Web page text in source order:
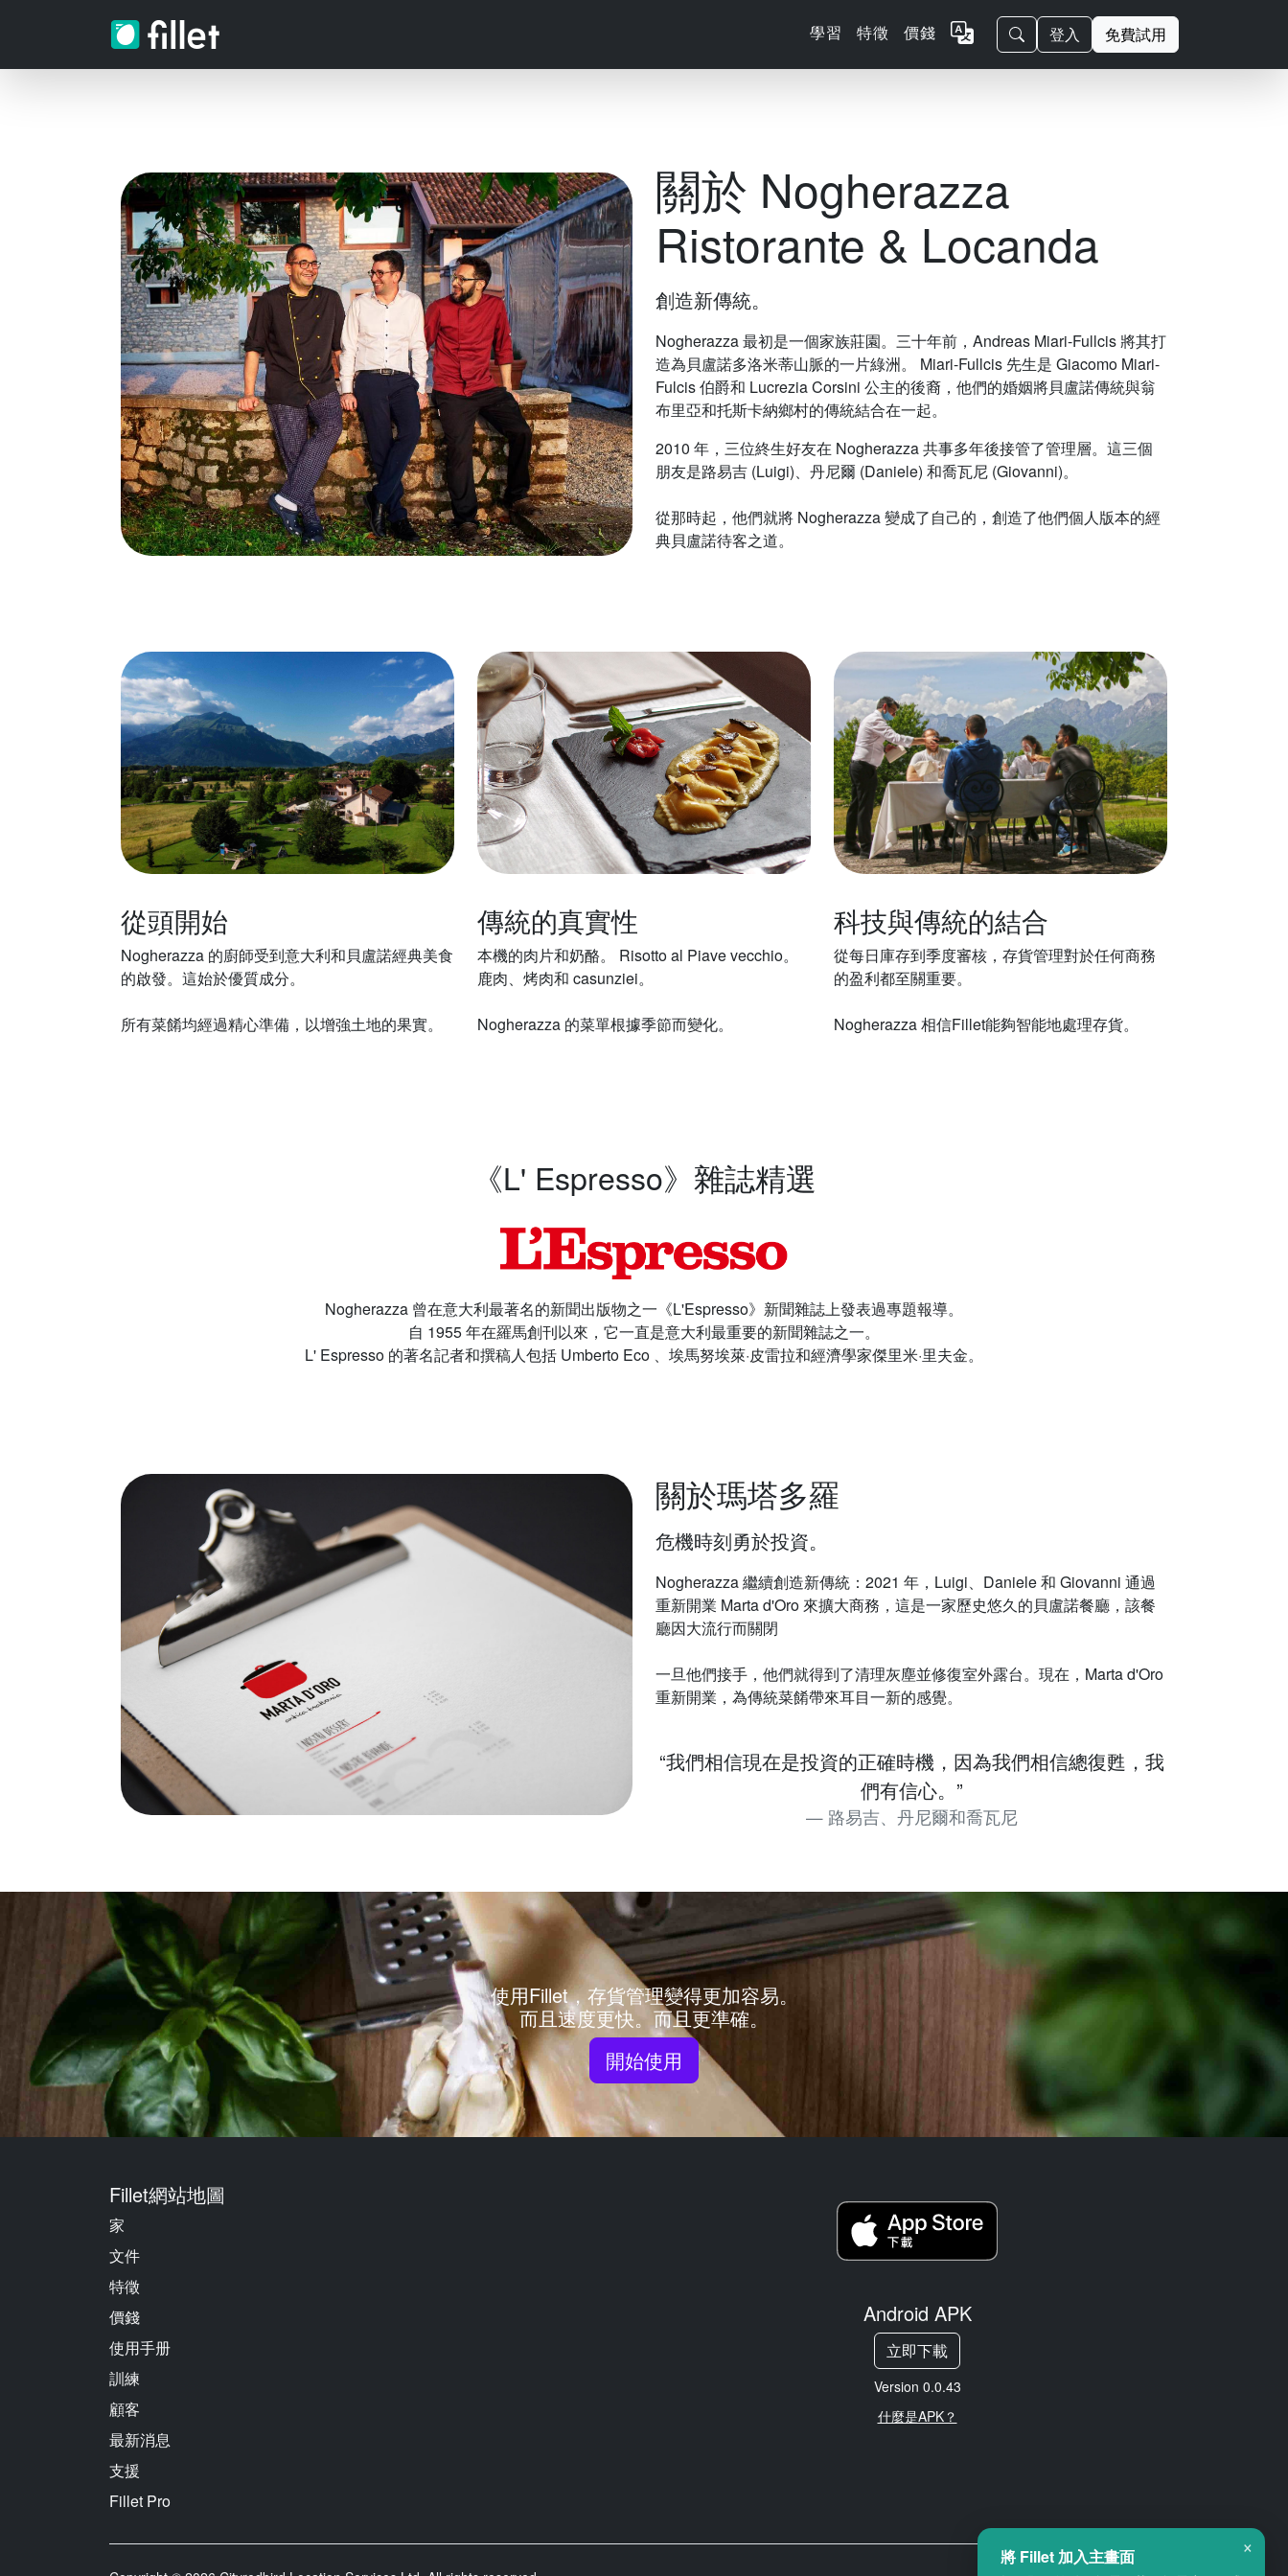
學習 特徵 價錢 登入 免費試用
關於 Nogherazza
Ristorante & Locanda
創造新傳統。
Nogherazza 最初是一個家族莊園。三十年前，Andreas Miari-Fullcis 將其打
造為貝盧諾多洛米蒂山脈的一片綠洲。 Miari-Fullcis 先生是 Giacomo Miari-
Fulcis 伯爵和 Lucrezia Corsini 公主的後裔，他們的婚姻將貝盧諾傳統與翁
布里亞和托斯卡納鄉村的傳統結合在一起。
2010 年，三位終生好友在 Nogherazza 共事多年後接管了管理層。這三個
朋友是路易吉 (Luigi)、丹尼爾 (Daniele) 和喬瓦尼 (Giovanni)。
從那時起，他們就將 Nogherazza 變成了自己的，創造了他們個人版本的經
典貝盧諾待客之道。
從頭開始
Nogherazza 的廚師受到意大利和貝盧諾經典美食
的啟發。這始於優質成分。
所有菜餚均經過精心準備，以增強土地的果實。
傳統的真實性
本機的肉片和奶酪。 Risotto al Piave vecchio。
鹿肉、烤肉和 casunziei。
Nogherazza 的菜單根據季節而變化。
科技與傳統的結合
從每日庫存到季度審核，存貨管理對於任何商務
的盈利都至關重要。
Nogherazza 相信Fillet能夠智能地處理存貨。
《L' Espresso》雜誌精選
Nogherazza 曾在意大利最著名的新聞出版物之一《L'Espresso》新聞雜誌上發表過專題報導。
自 1955 年在羅馬創刊以來，它一直是意大利最重要的新聞雜誌之一。
L' Espresso 的著名記者和撰稿人包括 Umberto Eco 、埃馬努埃萊·皮雷拉和經濟學家傑里米·里夫金。
關於瑪塔多羅
危機時刻勇於投資。
Nogherazza 繼續創造新傳統：2021 年，Luigi、Daniele 和 Giovanni 通過
重新開業 Marta d'Oro 來擴大商務，這是一家歷史悠久的貝盧諾餐廳，該餐
廳因大流行而關閉
一旦他們接手，他們就得到了清理灰塵並修復室外露台。現在，Marta d'Oro
重新開業，為傳統菜餚帶來耳目一新的感覺。
“我們相信現在是投資的正確時機，因為我們相信總復甦，我
們有信心。”
路易吉、丹尼爾和喬瓦尼
使用Fillet，存貨管理變得更加容易。
而且速度更快。而且更準確。
開始使用
Fillet網站地圖
家
文件
特徵
價錢
使用手册
訓練
顧客
最新消息
支援
Fillet Pro
Android APK
立即下載
Version 0.0.43
什麼是APK？
×
將 Fillet 加入主畫面